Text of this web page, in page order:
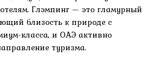
Глэмпинг — это гламурный
близость к природе с
класса, и ОАЭ активно
туризма.